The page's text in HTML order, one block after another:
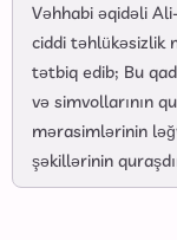
Vəhhabi əqidəli
ciddi təhlükəsizlik
tətbiq edib; Bu
və simvollarının
mərasimlərinin
şəkillərinin